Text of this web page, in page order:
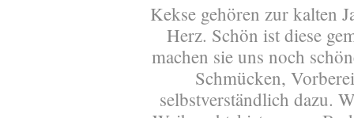
Kekse gehören zur kalten
Herz. Schön ist diese
machen sie uns noch
Schmücken,
selbstverständlich dazu.